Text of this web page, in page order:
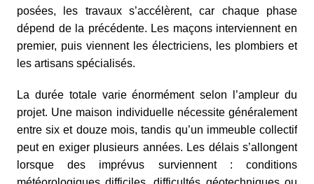
posées, les travaux s’accélèrent, car chaque phase
dépend de la précédente. Les maçons interviennent en
premier, puis viennent les électriciens, les plombiers et
les artisans spécialisés.
La durée totale varie énormément selon l’ampleur du
projet. Une maison individuelle nécessite généralement
entre six et douze mois, tandis qu’un immeuble collectif
peut en exiger plusieurs années. Les délais s’allongent
lorsque des imprévus surviennent : conditions